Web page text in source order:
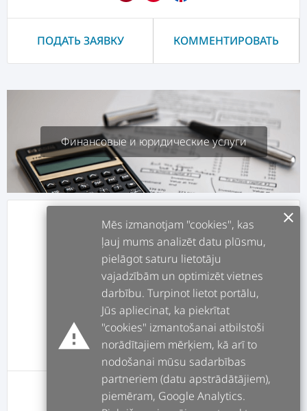
ПОДАТЬ ЗАЯВКУ КОММЕНТИРОВАТЬ
Финансовые и юридические услуги
infoО СЕБЕ
assignmentРАБОТЫ
forumПОСТЫ
messageОТЗЫВЫ
У этого пользователя пока нет оценок
warning
Mēs izmanotjam "cookies", kas
ļauj mums analizēt datu plūsmu,
pielāgot saturu lietotāju
vajadzībām un optimizēt vietnes
darbību. Turpinot lietot portālu,
Jūs apliecinat, ka piekrītat
"cookies" izmantošanai atbilstoši
norādītajiem mērķiem, kā arī to
nodošanai mūsu sadarbības
partneriem (datu apstrādātājiem),
piemēram, Google Analytics.
clear